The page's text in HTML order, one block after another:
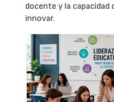
docente y la capacidad
innovar.